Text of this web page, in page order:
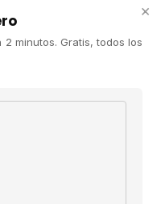
×
minutos. Gratis, todos los